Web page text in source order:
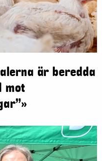
är beredda
mot